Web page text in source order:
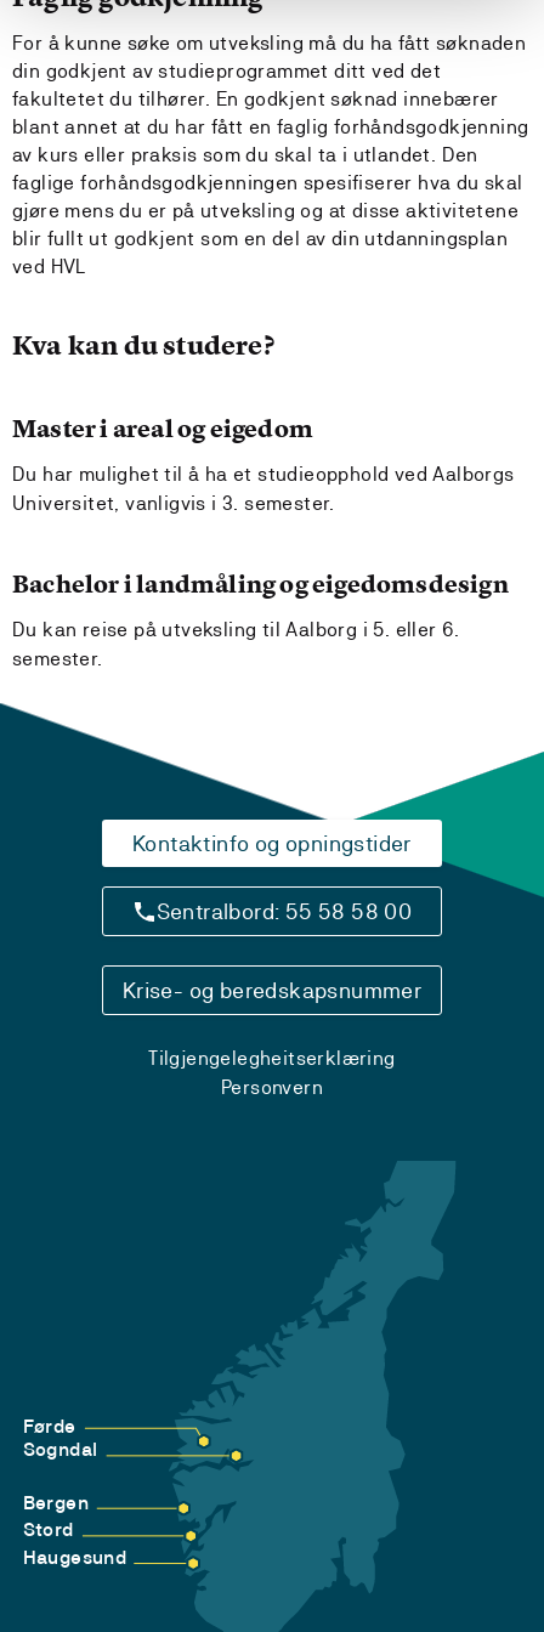
For å kunne søke om utveksling må du ha fått søknaden
din godkjent av studieprogrammet ditt ved det
fakultetet du tilhører. En godkjent søknad innebærer
blant annet at du har fått en faglig forhåndsgodkjenning
av kurs eller praksis som du skal ta i utlandet. Den
faglige forhåndsgodkjenningen spesifiserer hva du skal
gjøre mens du er på utveksling og at disse aktivitetene
blir fullt ut godkjent som en del av din utdanningsplan
ved HVL
Kva kan du studere?
Master i areal og eigedom
Du har mulighet til å ha et studieopphold ved Aalborgs
Universitet, vanligvis i 3. semester.
Bachelor i landmåling og eigedomsdesign
Du kan reise på utveksling til Aalborg i 5. eller 6.
semester.
Kontaktinfo og opningstider
Sentralbord: 55 58 58 00
Krise- og beredskapsnummer
Tilgjengelegheitserklæring
Personvern
Førde
Sogndal
Bergen
Stord
Haugesund